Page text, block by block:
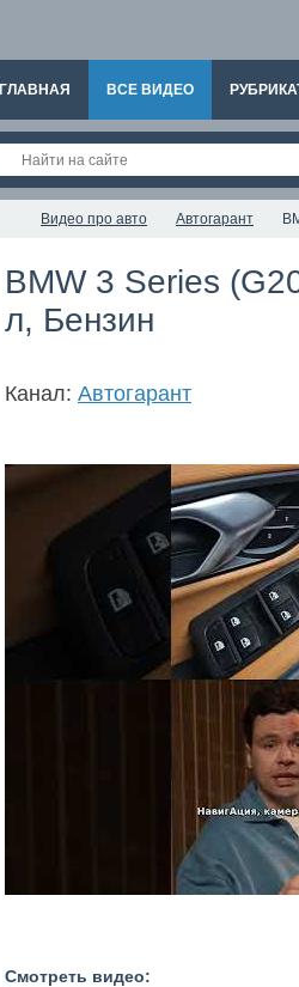
ГЛАВНАЯ ВСЕ ВИДЕО
Видео про авто Автогарант
BMW 3 Series
л, Бензин
Канал: Автогарант
Смотреть видео: